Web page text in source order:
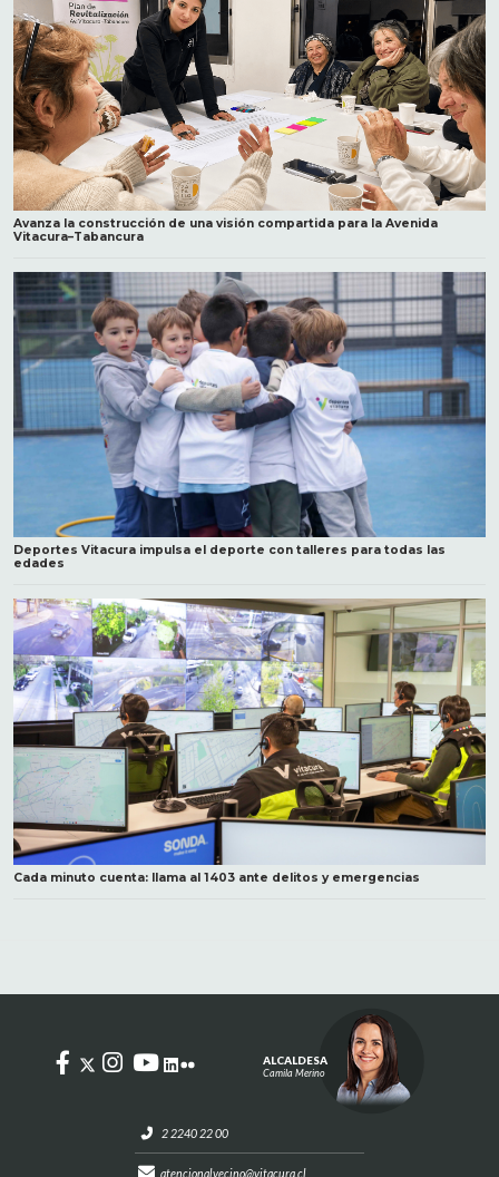
Avanza la construcción de una visión compartida para la Avenida
Vitacura–Tabancura
Deportes Vitacura impulsa el deporte con talleres para todas las
edades
Cada minuto cuenta: llama al 1403 ante delitos y emergencias
2 2240 22 00
atencionalvecino@vitacura.cl
ALCALDESA
Camila Merino